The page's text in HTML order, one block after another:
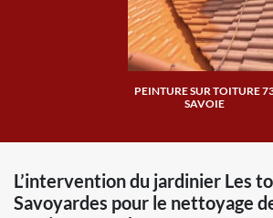
PEINTURE SUR TOITURE
SAVOIE
L’intervention du jardinier Les
Savoyardes pour le nettoyage